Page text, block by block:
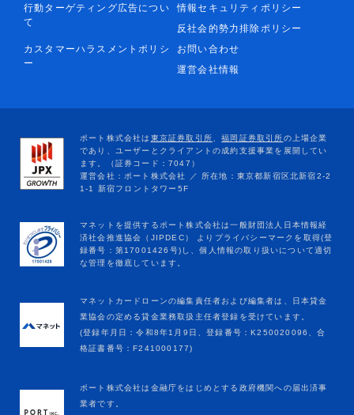
行動ターゲティング広告につい
て
情報セキュリティポリシー
反社会的勢力排除ポリシー
カスタマーハラスメントポリシ
ー
お問い合わせ
運営会社情報
マネットカードローンの編集責任者および編集者は、日本貸金
業協会の定める貸金業務取扱主任者登録を受けています。
(登録年月日：令和8年1月9日、登録番号：K250020096、合
格証書番号：F241000177)
ポート株式会社は金融庁をはじめとする政府機関への届出済事
業者です。